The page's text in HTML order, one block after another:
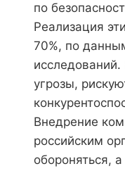
по
Реализация
70%, по
угрозы,
Внедрение
российским
обороняться,